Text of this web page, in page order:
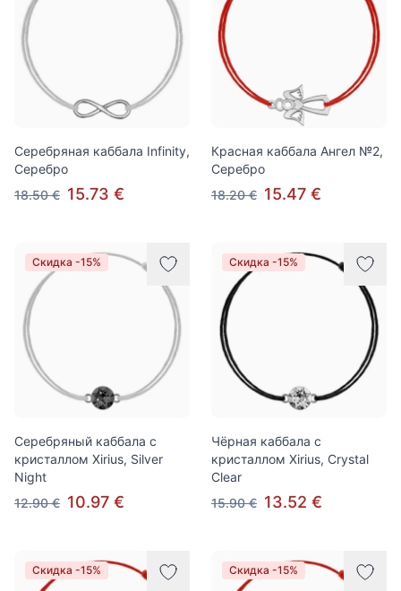
Серебряная каббала Infinity,
Серебро
18.50 € 15.73 €
Красная каббала Ангел №2,
Серебро
18.20 € 15.47 €
Скидка -15%
Серебряный каббала с
кристаллом Xirius, Silver
Night
12.90 € 10.97 €
Скидка -15%
Чёрная каббала с
кристаллом Xirius, Crystal
Clear
15.90 € 13.52 €
Скидка -15% Скидка -15%